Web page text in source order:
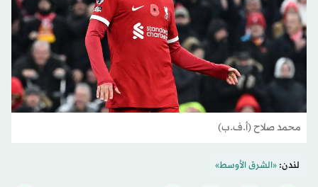
محمد صلاح (أ.ف.ب)
لندن:«الشرق الأوسط»